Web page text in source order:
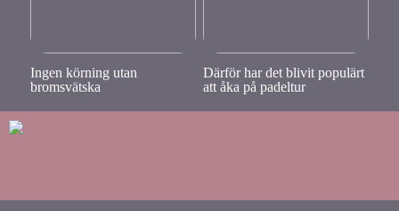
Ingen körning utan
bromsvätska
Därför har det blivit populärt
att åka på padeltur